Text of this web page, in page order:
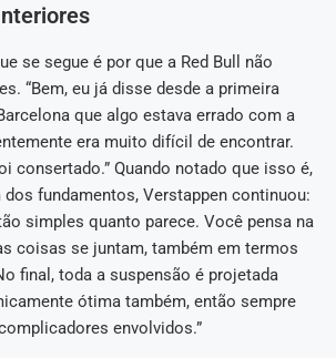
se segue é por que a Red Bull não
“Bem, eu já disse desde a primeira
que algo estava errado com a
era muito difícil de encontrar.
consertado.” Quando notado que isso é,
fundamentos, Verstappen continuou:
simples quanto parece. Você pensa na
coisas se juntam, também em termos
final, toda a suspensão é projetada
ótima também, então sempre
envolvidos.”